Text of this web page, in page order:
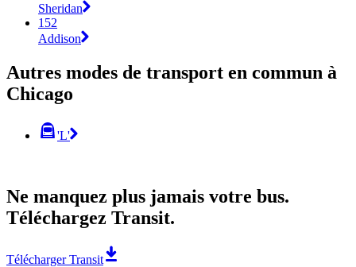
Sheridan
152
Addison
Autres modes de transport en commun à
Chicago
'L'
Ne manquez plus jamais votre bus.
Téléchargez Transit.
Télécharger Transit